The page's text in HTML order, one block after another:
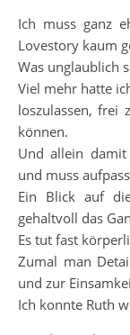
Ich muss ganz
Lovestory kaum
Was unglaublich
Viel mehr hatte
loszulassen, frei
können.
Und allein
und muss
Ein Blick auf
gehaltvoll das
Es tut fast
Zumal man
und zur
Ich konnte Ruth